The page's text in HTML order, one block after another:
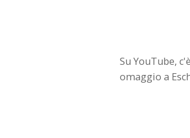
Su YouTube,
omaggio a